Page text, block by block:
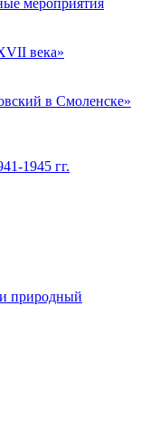
века»
в Смоленске»
1945 гг.
природный